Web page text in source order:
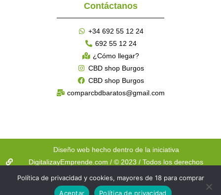
Contáctanos
+34 692 55 12 24
692 55 12 24
¿Cómo llegar?
CBD shop Burgos
CBD shop Burgos
comparcbdbaratos@gmail.com
Diseño web hecho dentro de la iniciativa
DigitalizayEmprende.com / © 2023 / Todos los derechos
reservados
Política de privacidad y cookies, mayores de 18 para comprar
Aceptar
Política de privacidad